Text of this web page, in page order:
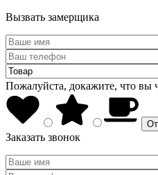
Вызвать замерщика
Пожалуйста, докажите, что вы
Заказать звонок